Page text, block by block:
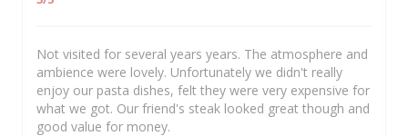
Not visited for several years years. The atmosphere and
ambience were lovely. Unfortunately we didn't really
enjoy our pasta dishes, felt they were very expensive for
what we got. Our friend's steak looked great though and
good value for money.